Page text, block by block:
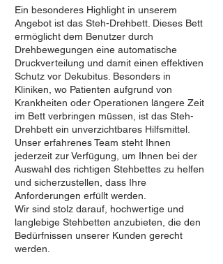
Ein besonderes Highlight in unserem
Angebot ist das Steh-Drehbett. Dieses Bett
ermöglicht dem Benutzer durch
Drehbewegungen eine automatische
Druckverteilung und damit einen effektiven
Schutz vor Dekubitus. Besonders in
Kliniken, wo Patienten aufgrund von
Krankheiten oder Operationen längere Zeit
im Bett verbringen müssen, ist das Steh-
Drehbett ein unverzichtbares Hilfsmittel.
Unser erfahrenes Team steht Ihnen
jederzeit zur Verfügung, um Ihnen bei der
Auswahl des richtigen Stehbettes zu helfen
und sicherzustellen, dass Ihre
Anforderungen erfüllt werden.
Wir sind stolz darauf, hochwertige und
langlebige Stehbetten anzubieten, die den
Bedürfnissen unserer Kunden gerecht
werden.